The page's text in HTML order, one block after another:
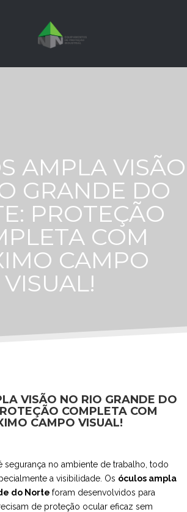
AMPLA VISÃO
GRANDE DO
PROTEÇÃO
COM
CAMPO
VISUAL!
VISÃO NO RIO GRANDE DO
COMPLETA COM
CAMPO VISUAL!
segurança no ambiente de trabalho, todo
a visibilidade. Os óculos ampla
do Norte foram desenvolvidos para
de proteção ocular eficaz sem